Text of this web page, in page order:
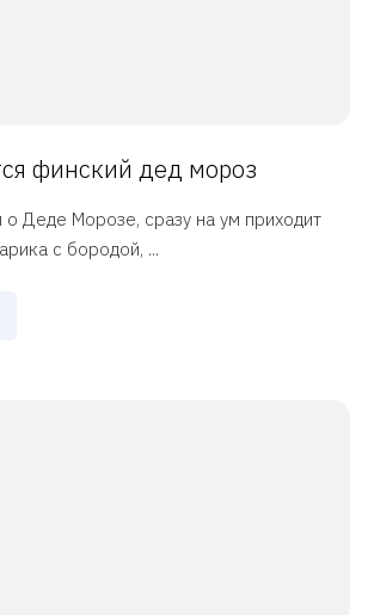
финский дед мороз
Деде Морозе, сразу на ум приходит
с бородой, ...